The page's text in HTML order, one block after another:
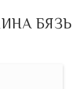
БЯЗЬ